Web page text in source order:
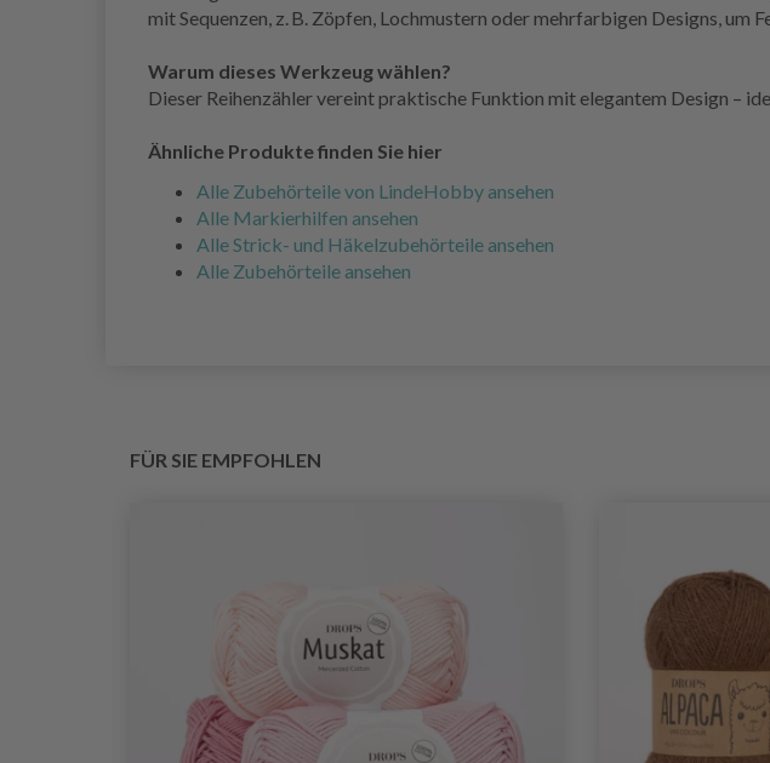
mit Sequenzen, z. B. Zöpfen, Lochmustern oder mehrfarbigen Designs, um
Warum dieses Werkzeug wählen?
Dieser Reihenzähler vereint praktische Funktion mit elegantem Design –
Ähnliche Produkte finden Sie hier
Alle Zubehörteile von LindeHobby ansehen
Alle Markierhilfen ansehen
Alle Strick- und Häkelzubehörteile ansehen
Alle Zubehörteile ansehen
FÜR SIE EMPFOHLEN